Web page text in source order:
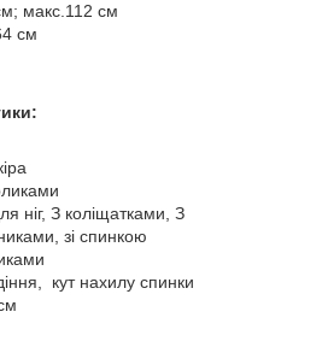
макс.112 см
см
ніг, З коліщатками, З
зі спинкою
кут нахилу спинки